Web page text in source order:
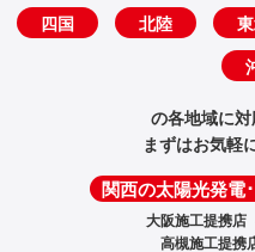
四国 北陸
の各地域に対
まずはお気軽
関西の太陽光発電
大阪施工提携店
高槻施工提携